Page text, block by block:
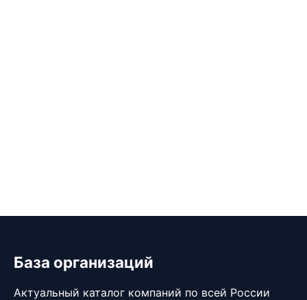
База организаций
Актуальный каталог компаний по всей России